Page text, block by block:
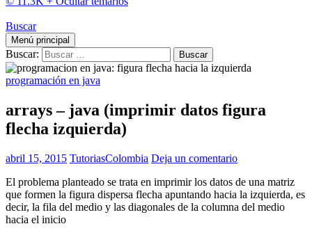
Buscar
Menú principal
Buscar:
programación en java
arrays – java (imprimir datos figura
flecha izquierda)
abril 15, 2015 TutoriasColombia Deja un comentario
El problema planteado se trata en imprimir los datos de una matriz
que formen la figura dispersa flecha apuntando hacia la izquierda, es
decir, la fila del medio y las diagonales de la columna del medio
hacia el inicio